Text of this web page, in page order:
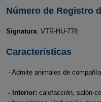
Número de Registro
Signatura: VTR-HU-778
Características
- Admite animales de
- Interior: calefacción, salón-